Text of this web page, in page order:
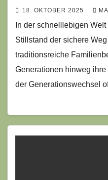
18. OKTOBER 2025
In der schnelllebigen
Stillstand der sichere
traditionsreiche
Generationen hinweg
der Generationswechsel